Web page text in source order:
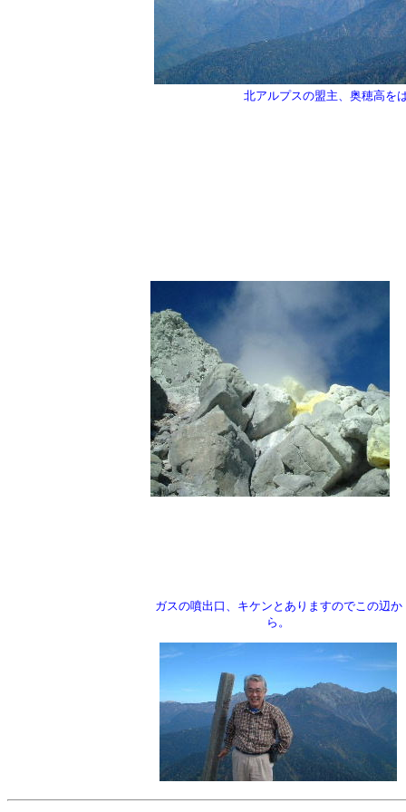
北アルプスの盟主、奥穂高を
ガスの噴出口、キケンとありますのでこの辺か
ら。